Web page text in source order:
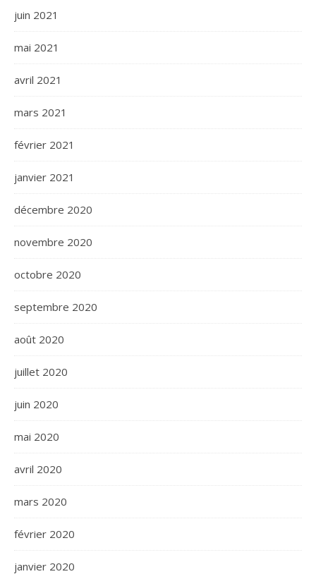
juin 2021
mai 2021
avril 2021
mars 2021
février 2021
janvier 2021
décembre 2020
novembre 2020
octobre 2020
septembre 2020
août 2020
juillet 2020
juin 2020
mai 2020
avril 2020
mars 2020
février 2020
janvier 2020